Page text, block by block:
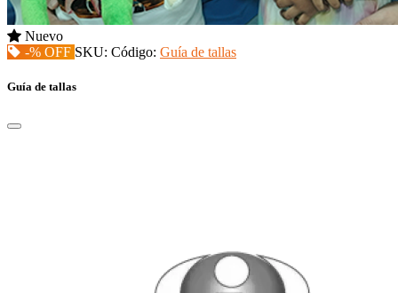
Nuevo
-% OFF SKU: Código: Guía de tallas
Guía de tallas